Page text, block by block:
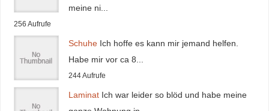
meine ni...
256 Aufrufe
Schuhe Ich hoffe es kann mir jemand helfen.
Habe mir vor ca 8...
244 Aufrufe
Laminat Ich war leider so blöd und habe meine